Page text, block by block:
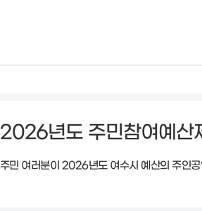
2026년도 주민참여예산
주민 여러분이 2026년도 여수시 예산의 주인공